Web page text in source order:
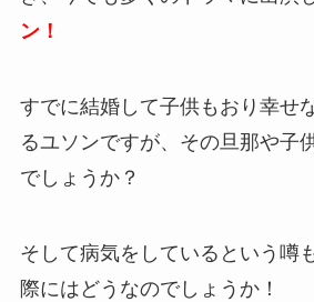
ン！
すでに結婚して子供もおり幸せ
るユソンですが、その旦那や子
でしょうか？
そして病気をしているという噂
際にはどうなのでしょうか！